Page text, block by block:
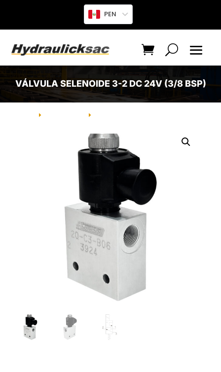
PEN
VÁLVULA SELENOIDE 3-2 DC 24V (3/8 BSP)
E E